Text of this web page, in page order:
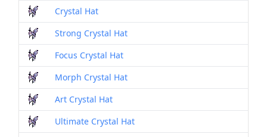
Crystal Hat
Strong Crystal Hat
Focus Crystal Hat
Morph Crystal Hat
Art Crystal Hat
Ultimate Crystal Hat